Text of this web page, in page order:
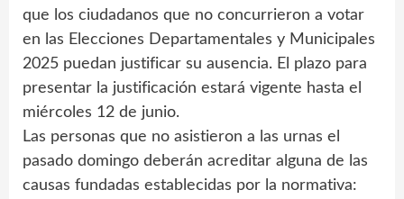
que los ciudadanos que no concurrieron a votar
en las Elecciones Departamentales y Municipales
2025 puedan justificar su ausencia. El plazo para
presentar la justificación estará vigente hasta el
miércoles 12 de junio.
Las personas que no asistieron a las urnas el
pasado domingo deberán acreditar alguna de las
causas fundadas establecidas por la normativa: